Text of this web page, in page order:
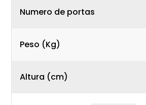
Numero de portas
Peso (Kg)
Altura (cm)